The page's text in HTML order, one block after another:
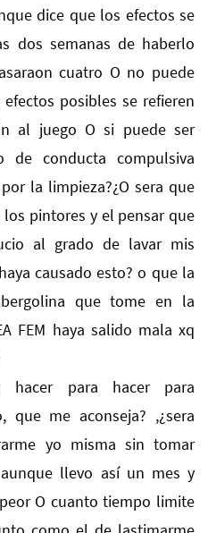
dice que los efectos se
dos semanas de haberlo
cuatro O no puede
posibles se refieren
al juego O si puede ser
de conducta compulsiva
la limpieza?¿O sera que
pintores y el pensar que
al grado de lavar mis
causado esto? o que la
que tome en la
FEM haya salido mala xq
hacer para hacer para
que me aconseja? ,¿sera
yo misma sin tomar
llevo así un mes y
O cuanto tiempo limite